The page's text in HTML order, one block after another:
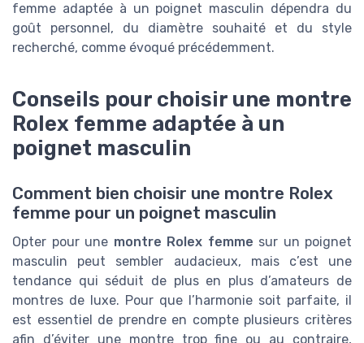
femme adaptée à un poignet masculin dépendra du
goût personnel, du diamètre souhaité et du style
recherché, comme évoqué précédemment.
Conseils pour choisir une montre
Rolex femme adaptée à un
poignet masculin
Comment bien choisir une montre Rolex
femme pour un poignet masculin
Opter pour une montre Rolex femme sur un poignet
masculin peut sembler audacieux, mais c’est une
tendance qui séduit de plus en plus d’amateurs de
montres de luxe. Pour que l’harmonie soit parfaite, il
est essentiel de prendre en compte plusieurs critères
afin d’éviter une montre trop fine ou au contraire,